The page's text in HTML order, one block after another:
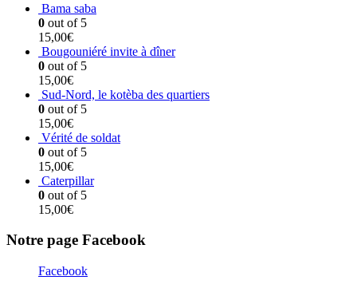
Bama saba
0 out of 5
15,00€
Bougouniéré invite à dîner
0 out of 5
15,00€
Sud-Nord, le kotèba des quartiers
0 out of 5
15,00€
Vérité de soldat
0 out of 5
15,00€
Caterpillar
0 out of 5
15,00€
Notre page Facebook
Facebook